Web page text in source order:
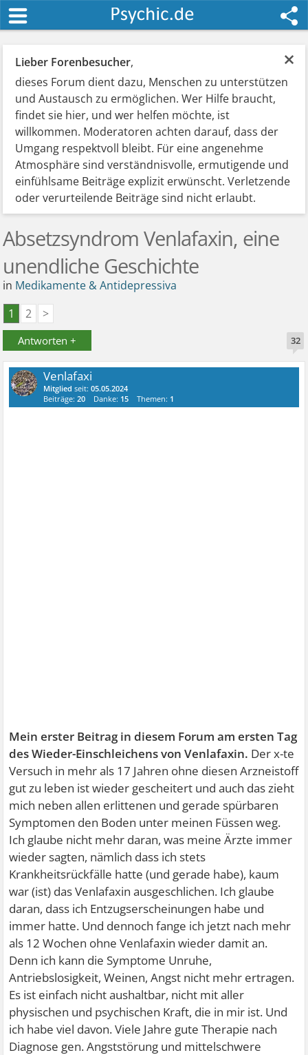
×
Lieber Forenbesucher,
dieses Forum dient dazu, Menschen zu unterstützen
und Austausch zu ermöglichen. Wer Hilfe braucht,
findet sie hier, und wer helfen möchte, ist
willkommen. Moderatoren achten darauf, dass der
Umgang respektvoll bleibt. Für eine angenehme
Atmosphäre sind verständnisvolle, ermutigende und
einfühlsame Beiträge explizit erwünscht. Verletzende
oder verurteilende Beiträge sind nicht erlaubt.
Absetzsyndrom Venlafaxin, eine
unendliche Geschichte
in Medikamente & Antidepressiva
1
2 >
Antworten + 32
Venlafaxi
Mitglied seit:05.05.2024
Beiträge:20 Danke: 15 Themen: 1
Mein erster Beitrag in diesem Forum am ersten Tag
des Wieder-Einschleichens von Venlafaxin. Der x-te
Versuch in mehr als 17 Jahren ohne diesen Arzneistoff
gut zu leben ist wieder gescheitert und auch das zieht
mich neben allen erlittenen und gerade spürbaren
Symptomen den Boden unter meinen Füssen weg.
Ich glaube nicht mehr daran, was meine Ärzte immer
wieder sagten, nämlich dass ich stets
Krankheitsrückfälle hatte (und gerade habe), kaum
war (ist) das Venlafaxin ausgeschlichen. Ich glaube
daran, dass ich Entzugserscheinungen habe und
immer hatte. Und dennoch fange ich jetzt nach mehr
als 12 Wochen ohne Venlafaxin wieder damit an.
Denn ich kann die Symptome Unruhe,
Antriebslosigkeit, Weinen, Angst nicht mehr ertragen.
Es ist einfach nicht aushaltbar, nicht mit aller
physischen und psychischen Kraft, die in mir ist. Und
ich habe viel davon. Viele Jahre gute Therapie nach
Diagnose gen. Angststörung und mittelschwere